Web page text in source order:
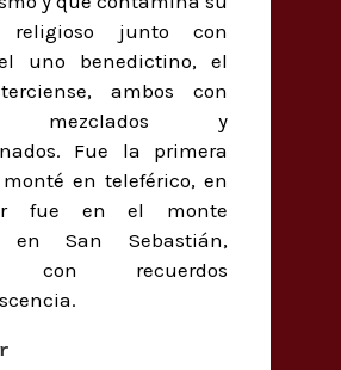
religioso junto con
uno benedictino, el
ambos con
mezclados y
Fue la primera
en teleférico, en
fue en el monte
en San Sebastián,
con recuerdos